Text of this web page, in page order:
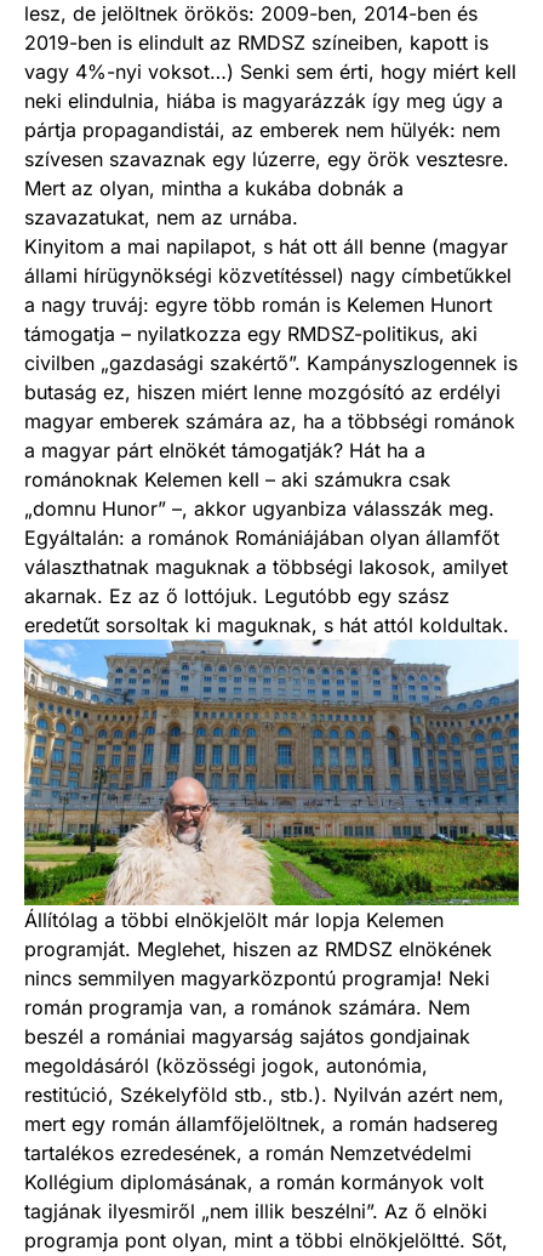
lesz, de jelöltnek örökös: 2009-ben, 2014-ben és
2019-ben is elindult az RMDSZ színeiben, kapott is
vagy 4%-nyi voksot…) Senki sem érti, hogy miért kell
neki elindulnia, hiába is magyarázzák így meg úgy a
pártja propagandistái, az emberek nem hülyék: nem
szívesen szavaznak egy lúzerre, egy örök vesztesre.
Mert az olyan, mintha a kukába dobnák a
szavazatukat, nem az urnába.
Kinyitom a mai napilapot, s hát ott áll benne (magyar
állami hírügynökségi közvetítéssel) nagy címbetűkkel
a nagy truváj: egyre több román is Kelemen Hunort
támogatja – nyilatkozza egy RMDSZ-politikus, aki
civilben „gazdasági szakértő”. Kampányszlogennek is
butaság ez, hiszen miért lenne mozgósító az erdélyi
magyar emberek számára az, ha a többségi románok
a magyar párt elnökét támogatják? Hát ha a
románoknak Kelemen kell – aki számukra csak
„domnu Hunor” –, akkor ugyanbiza válasszák meg.
Egyáltalán: a románok Romániájában olyan államfőt
választhatnak maguknak a többségi lakosok, amilyet
akarnak. Ez az ő lottójuk. Legutóbb egy szász
eredetűt sorsoltak ki maguknak, s hát attól koldultak.
Állítólag a többi elnökjelölt már lopja Kelemen
programját. Meglehet, hiszen az RMDSZ elnökének
nincs semmilyen magyarközpontú programja! Neki
román programja van, a románok számára. Nem
beszél a romániai magyarság sajátos gondjainak
megoldásáról (közösségi jogok, autonómia,
restitúció, Székelyföld stb., stb.). Nyilván azért nem,
mert egy román államfőjelöltnek, a román hadsereg
tartalékos ezredesének, a román Nemzetvédelmi
Kollégium diplomásának, a román kormányok volt
tagjának ilyesmiről „nem illik beszélni”. Az ő elnöki
programja pont olyan, mint a többi elnökjelöltté. Sőt,